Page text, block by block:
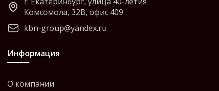
Комсомола, 32В, офис 409
kbn-group@yandex.ru
Информация
О компании